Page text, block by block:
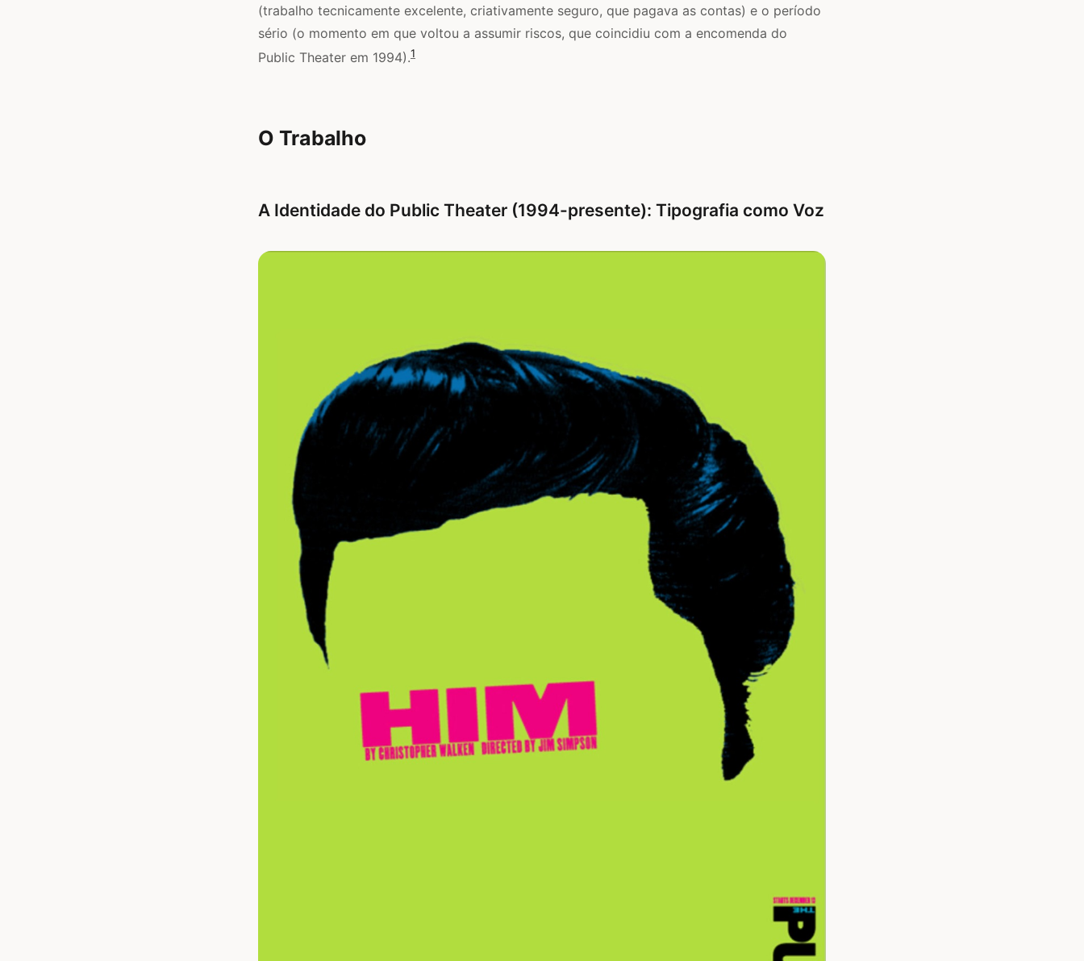
(trabalho tecnicamente excelente, criativamente seguro, que pagava as contas) e o período
sério (o momento em que voltou a assumir riscos, que coincidiu com a encomenda do
Public Theater em 1994).1
O Trabalho
A Identidade do Public Theater (1994-presente): Tipografia como Voz